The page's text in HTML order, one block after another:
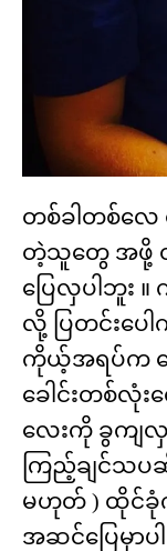
တစ်ခါတစ်လေ
တဲ့သူတွေ အဖို့
ပြေလှပါဘူး
လို့ ပြတင်းပေ
ကိုယ့်အရပ်က လ
ခေါင်းတစ်လုံ
လေးကို ခွကျ
ကြည့်ချင်သပဆို
မဟုတ် ) ထိုင်ခုံ
အဆင်ပြေမှာပါ